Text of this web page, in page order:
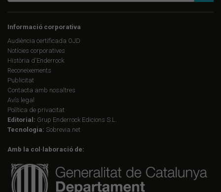
Informació corporativa
Audiència certificada OJD
Notícies corporatives
Història d'Enderrock
Reconeixements
Publicitat
Contacta amb nosaltres
Avís legal
Política de privacitat
Editorial: Grup Enderrock Edicions S.L.
Tecnologia: Sobrevia.net
Amb la col·laboració de: